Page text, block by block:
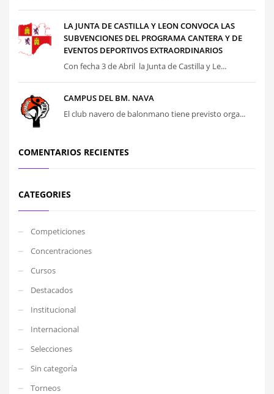
LA JUNTA DE CASTILLA Y LEON CONVOCA LAS
SUBVENCIONES DEL PROGRAMA CANTERA Y DE
EVENTOS DEPORTIVOS EXTRAORDINARIOS
Con fecha 3 de Abril la Junta de Castilla y Le...
CAMPUS DEL BM. NAVA
El club navero de balonmano tiene previsto orga...
COMENTARIOS RECIENTES
CATEGORIES
Competiciones
Concentraciones
Cursos
Destacados
Institucional
Internacional
Selecciones
Sin categoría
Torneos